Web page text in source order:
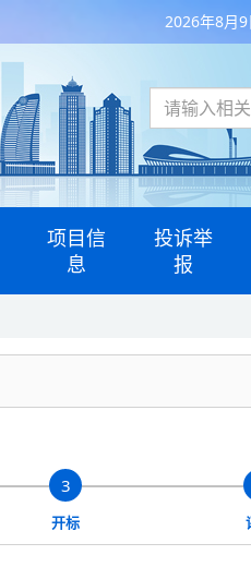
2026年8月9
项目信
息
投诉举
报
3
开标